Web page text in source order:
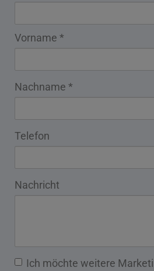
Vorname
Nachname
Telefon
Nachricht
Ich möchte weitere